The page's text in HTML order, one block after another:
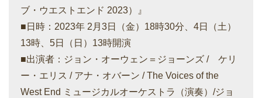
ブ・ウエストエンド 2023）』
■日時：2023年 2月3日（金）18時30分、4日（土）
13時、5日（日）13時開演
■出演者：ジョン・オーウェン＝ジョーンズ / ケリ
ー・エリス / アナ・オバーン / The Voices of the
West End ミュージカルオーケストラ（演奏）/ジョ